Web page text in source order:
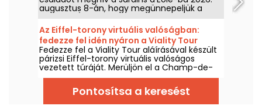
augusztus 8-án, hogy megünnepeljük a
Csillagok Éjszakáit. Ez egy remek alkalom
arra, hogy többet megtudjunk az égről, és
arról a szervezetről, amely egész nyáron
Párizs parkjait és kertjeit tölti meg.
Az Eiffel-torony virtuális valóságban:
fedezze fel idén nyáron a Viality Tour
történelmi vezetett túráját.
Fedezze fel a Viality Tour aláírásával készült
párizsi Eiffel-torony virtuális valóságos
vezetett túráját. Merüljön el a Champ-de-
Mars közepén, és idézze fel a Vasleány
felépítését és 1889-es felavatását. Egy még
sosem ilyen hűségesebb, új verzió 2026.
március 31-én jelent meg. Ez alkalommal
Pontosítsa a keresést